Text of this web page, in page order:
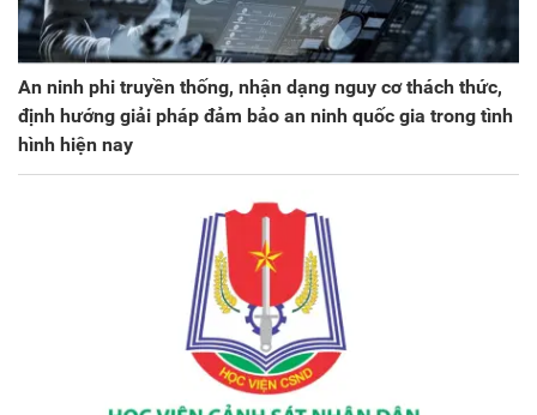
An ninh phi truyền thống, nhận dạng nguy cơ thách thức,
định hướng giải pháp đảm bảo an ninh quốc gia trong tình
hình hiện nay